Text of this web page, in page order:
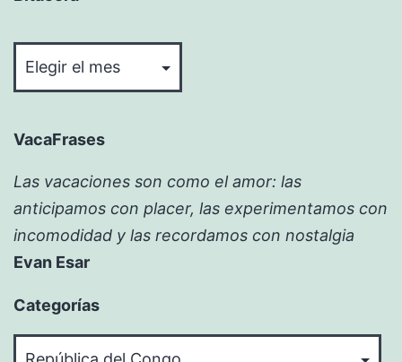
VacaFrases
Las vacaciones son como el amor: las
anticipamos con placer, las experimentamos con
incomodidad y las recordamos con nostalgia
Evan Esar
Categorías